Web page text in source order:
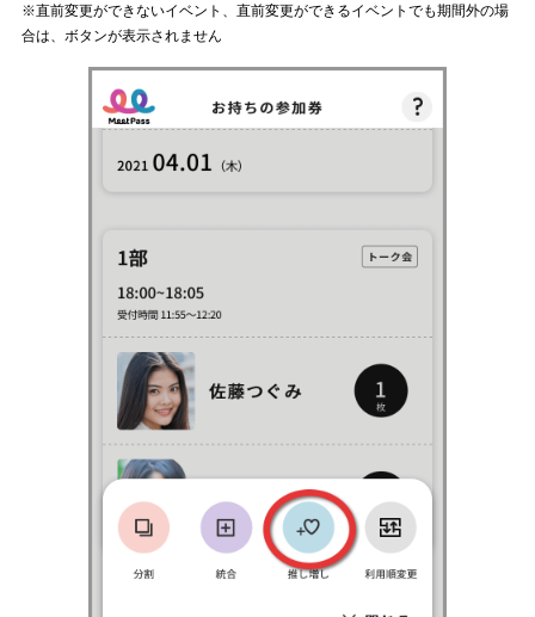
※直前変更ができないイベント、直前変更ができるイベントでも期間外の場
合は、ボタンが表示されません